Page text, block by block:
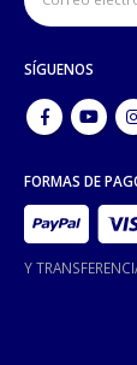
SÍGUENOS
FORMAS DE
Y